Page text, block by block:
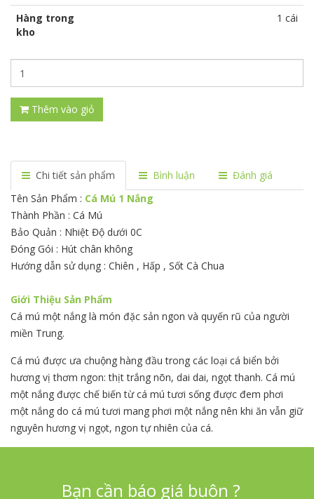
Hàng trong
kho
1 cái
Thêm vào giỏ
Chi tiết sản phẩm Bình luận
Đánh giá
Tên Sản Phẩm : Cá Mú 1 Nắng
Thành Phần : Cá Mú
Bảo Quản : Nhiệt Độ dưới 0C
Đóng Gói : Hút chân không
Hướng dẫn sử dụng : Chiên , Hấp , Sốt Cà Chua
Giới Thiệu Sản Phẩm
Cá mú một nắng là món đặc sản ngon và quyến rũ của người
miền Trung.
Cá mú được ưa chuộng hàng đầu trong các loại cá biển bởi
hương vị thơm ngon: thịt trắng nõn, dai dai, ngọt thanh. Cá mú
một nắng được chế biến từ cá mú tươi sống được đem phơi
một nắng do cá mú tươi mang phơi một nắng nên khi ăn vẫn giữ
nguyên hương vị ngọt, ngon tự nhiên của cá.
Bạn cần báo giá buôn ?